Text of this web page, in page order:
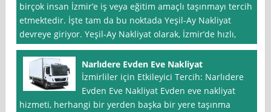
birçok insan İzmir’e iş veya eğitim amaçlı taşınmayı tercih
etmektedir. İşte tam da bu noktada Yeşil-Ay Nakliyat
devreye giriyor. Yeşil-Ay Nakliyat olarak, İzmir’de hızlı,
Narlıdere Evden Eve Nakliyat
İzmirliler için Etkileyici Tercih: Narlıdere
Evden Eve Nakliyat Evden eve nakliyat
hizmeti, herhangi bir yerden başka bir yere taşınma